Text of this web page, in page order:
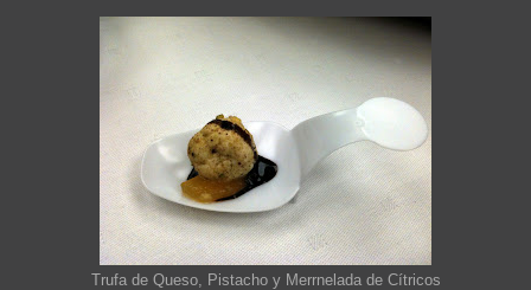
Trufa de Queso, Pistacho y Merrnelada de Cítricos